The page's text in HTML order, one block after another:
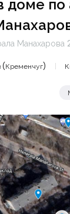
доме по
Манахарова
(Кременчуг)